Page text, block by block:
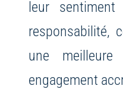
leur sentiment
responsabilité,
une
engagement